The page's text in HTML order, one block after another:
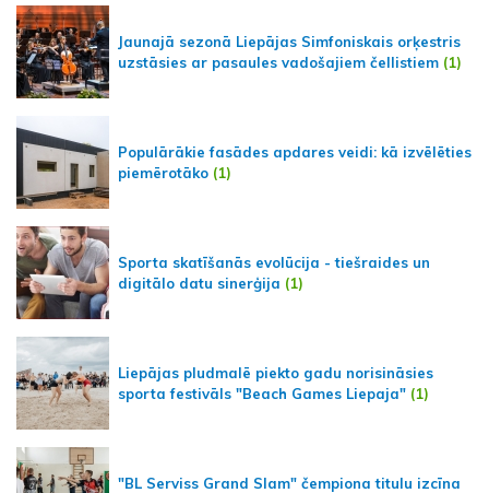
Jaunajā sezonā Liepājas Simfoniskais orķestris
uzstāsies ar pasaules vadošajiem čellistiem (1)
Populārākie fasādes apdares veidi: kā izvēlēties
piemērotāko (1)
Sporta skatīšanās evolūcija - tiešraides un
digitālo datu sinerģija (1)
Liepājas pludmalē piekto gadu norisināsies
sporta festivāls "Beach Games Liepaja" (1)
"BL Serviss Grand Slam" čempiona titulu izcīna